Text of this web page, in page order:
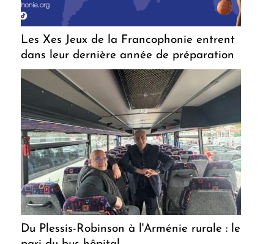
Les Xes Jeux de la Francophonie entrent
dans leur dernière année de préparation
Du Plessis-Robinson à l'Arménie rurale : le